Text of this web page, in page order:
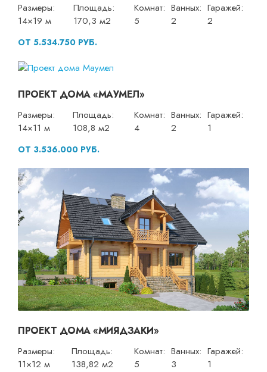
Размеры:
14×19 м
Площадь:
170,3 м2
Комнат:
5
Ванных:
2
Гаражей:
2
ОТ 5.534.750 РУБ.
ПРОЕКТ ДОМА «МАУМЕЛ»
Размеры:
14×11 м
Площадь:
108,8 м2
Комнат:
4
Ванных:
2
Гаражей:
1
ОТ 3.536.000 РУБ.
ПРОЕКТ ДОМА «МИЯДЗАКИ»
Размеры:
11×12 м
Площадь:
138,82 м2
Комнат:
5
Ванных:
3
Гаражей:
1